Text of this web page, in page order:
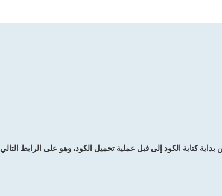
كتابة الكود إلى قبل عملية تحميل الكود، وهو على الرابط التالي